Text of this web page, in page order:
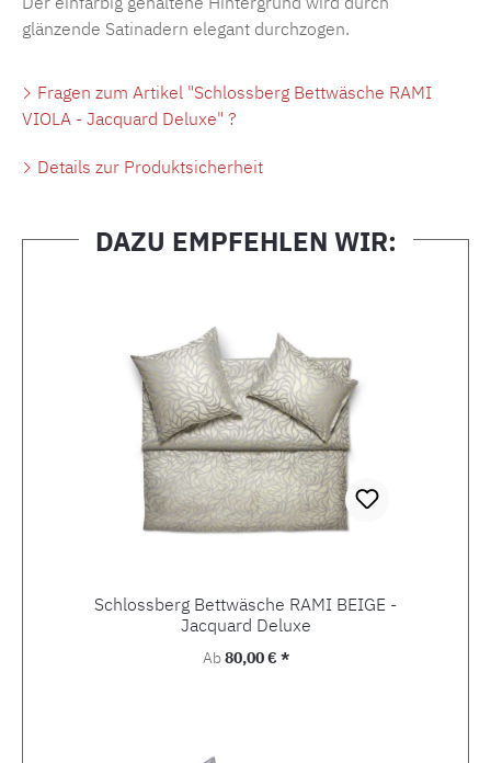
glänzende Satinadern elegant durchzogen.
Fragen zum Artikel "Schlossberg Bettwäsche RAMI
VIOLA - Jacquard Deluxe" ?
Details zur Produktsicherheit
DAZU EMPFEHLEN WIR:
Schlossberg Bettwäsche RAMI BEIGE -
Jacquard Deluxe
Regulärer Preis:
Ab80,00 € *